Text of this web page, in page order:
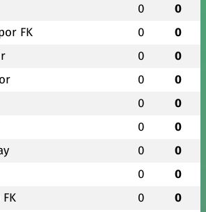
0 0
FK 0 0
0 0
0 0
0 0
0 0
0 0
0 0
0 0